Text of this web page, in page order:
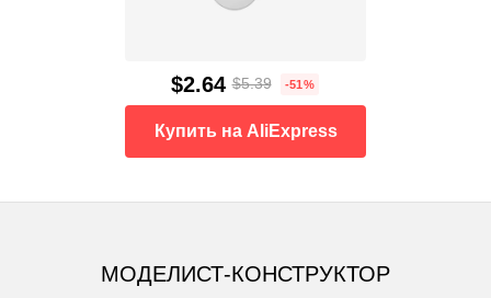
$2.64 $5.39 -51%
Купить на AliExpress
МОДЕЛИСТ-КОНСТРУКТОР